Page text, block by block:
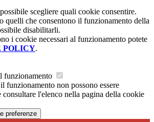
scegliere quali cookie consentire.
quelli che consentono il funzionamento della
disabilitarli.
i cookie necessari al funzionamento potete
POLICY.
funzionamento
funzionamento non possono essere
l'elenco nella pagina della cookie
preferenze